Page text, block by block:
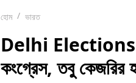
হোম ভারত
Delhi Elections
কংগ্রেস, তবু কেজরির